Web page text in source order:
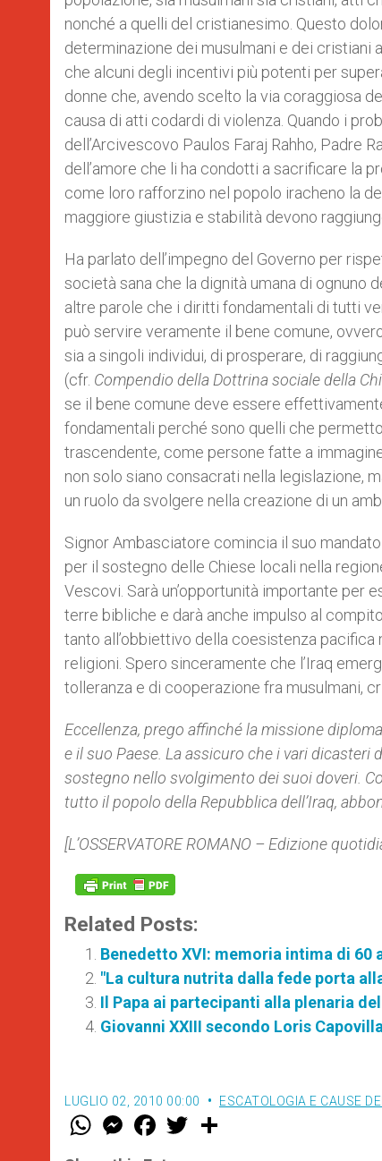
nonché a quelli del cristianesimo. Questo
determinazione dei musulmani e dei cristiani
che alcuni degli incentivi più potenti per
donne che, avendo scelto la via coraggiosa
causa di atti codardi di violenza. Quando i
dell’Arcivescovo Paulos Faraj Rahho, Padre
dell’amore che li ha condotti a sacrificare la
come loro rafforzino nel popolo iracheno la
maggiore giustizia e stabilità devono
Ha parlato dell’impegno del Governo per
società sana che la dignità umana di ognuno
altre parole che i diritti fondamentali di tutti
può servire veramente il bene comune,
sia a singoli individui, di prosperare, di
(cfr. Compendio della Dottrina sociale della
se il bene comune deve essere
fondamentali perché sono quelli che
trascendente, come persone fatte a
non solo siano consacrati nella legislazione,
un ruolo da svolgere nella creazione di un
Signor Ambasciatore comincia il suo
per il sostegno delle Chiese locali nella
Vescovi. Sarà un’opportunità importante per
terre bibliche e darà anche impulso al
tanto all’obbiettivo della coesistenza
religioni. Spero sinceramente che l’Iraq
tolleranza e di cooperazione fra musulmani,
Eccellenza, prego affinché la missione
e il suo Paese. La assicuro che i vari
sostegno nello svolgimento dei suoi doveri.
tutto il popolo della Repubblica dell’Iraq,
[L’OSSERVATORE ROMANO – Edizione
Related Posts:
Benedetto XVI: memoria intima di 60
"La cultura nutrita dalla fede porta
Il Papa ai partecipanti alla plenaria
Giovanni XXIII secondo Loris Capovilla
LUGLIO 02, 2010 00:00 ESCATOLOGIA E CAUSE
W M
e
F
a w